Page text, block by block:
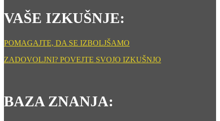
VAŠE IZKUŠNJE:
POMAGAJTE, DA SE IZBOLJŠAMO
ZADOVOLJNI? POVEJTE SVOJO IZKUŠNJO
BAZA ZNANJA: